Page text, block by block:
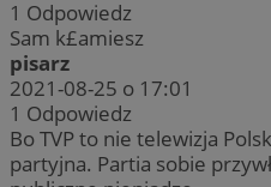
1 Odpowiedz
Sam k£amiesz
pisarz
2021-08-25 o 17:01
1 Odpowiedz
Bo TVP to nie telewizja
partyjna. Partia sobie